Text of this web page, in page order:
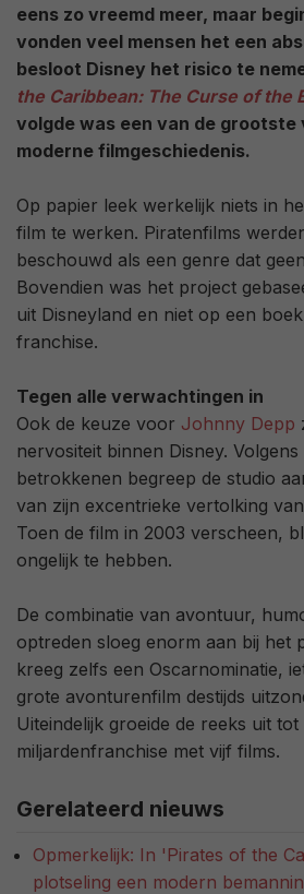
eens zo vreemd meer, maar
vonden veel mensen het een
besloot Disney het risico te
the Caribbean: The Curse of the
volgde was een van de
moderne filmgeschiedenis.
Op papier leek werkelijk niets in
film te werken. Piratenfilms
beschouwd als een genre dat
Bovendien was het project
uit Disneyland en niet op een
franchise.
Tegen alle verwachtingen in
Ook de keuze voor Johnny Depp
nervositeit binnen Disney.
betrokkenen begreep de studio
van zijn excentrieke vertolking
Toen de film in 2003 verscheen,
ongelijk te hebben.
De combinatie van avontuur,
optreden sloeg enorm aan bij het
kreeg zelfs een Oscarnominatie,
grote avonturenfilm destijds
Uiteindelijk groeide de reeks uit tot
miljardenfranchise met vijf films.
Gerelateerd nieuws
Opmerkelijk: In 'Pirates of the
plotseling een modern